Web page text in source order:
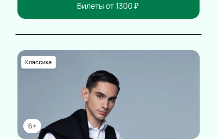
Билеты от 1300₽
6+
Классика